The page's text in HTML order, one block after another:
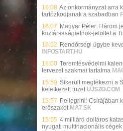
16:08 Az önkormányzat arra
tartózkodjanak a szabadban
16:07 Magyar Péter: Három
köztársaságielnök-jelöltet a
16:02 Rendőrségi ügybe
INFOSTART.HU
16:00 Teremtésvédelmi
tervezet szakmai tartalma
15:59 Sikerült megfékezni a
keletkezett tüzet UJSZO.COM
15:57 Pellegrini: Csírájában
erőszakot MA7.SK
15:55 4 milliárd dolláros
nyugati multinacionális